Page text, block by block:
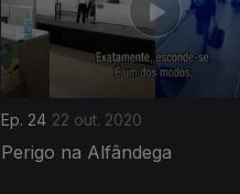
Ep. 24 22 out. 2020
Perigo na Alfândega